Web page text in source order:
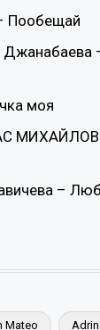
Пообещай
моя
МИХАЙЛОВ
–
Mateo